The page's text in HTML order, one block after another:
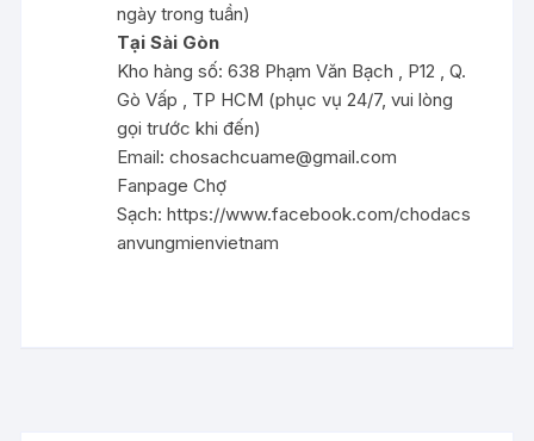
ngày trong tuần)
Tại Sài Gòn
Kho hàng số: 638 Phạm Văn Bạch , P12 , Q.
Gò Vấp , TP HCM (phục vụ 24/7, vui lòng
gọi trước khi đến)
Email:chosachcuame@gmail.com
Fanpage Chợ
Sạch:https://www.facebook.com/chodacs
anvungmienvietnam